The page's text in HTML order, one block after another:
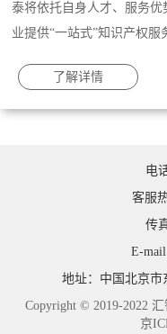
泰将依托自身人才、服务
业提供“一站式”知识产权服
了解详情
电
客服
传
E-
地址：中国北京市
Copyright © 2019-2022
京